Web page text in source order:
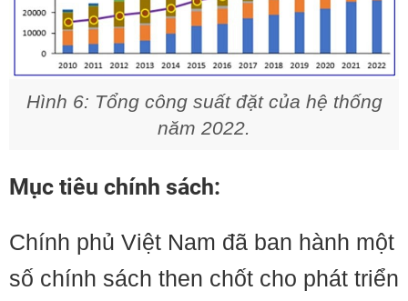
Hình 6: Tổng công suất đặt của hệ thống
năm 2022.
Mục tiêu chính sách:
Chính phủ Việt Nam đã ban hành một
số chính sách then chốt cho phát triển